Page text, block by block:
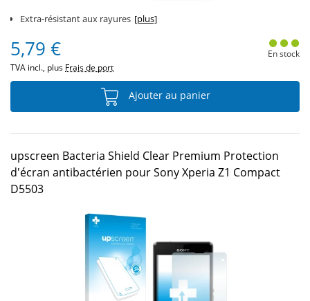
Extra-résistant aux rayures [plus]
5,79 €
TVA incl., plus Frais de port
En stock
Ajouter au panier
upscreen Bacteria Shield Clear Premium Protection
d'écran antibactérien pour Sony Xperia Z1 Compact
D5503